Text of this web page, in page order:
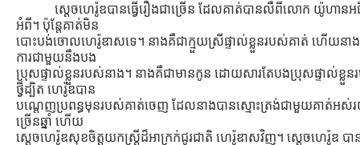
សេ្ដចហេរ៉ូឌបានធ្វើរឿងជាច្រើន ដែលគាត់បានលឺពីលោក យ៉ូហានអ
អំពី។ ប៉ុន្ដែគាត់មិន
បោះបង់ចោលហេរ៉ូឌាសទេ។ នាងគឺជាក្មួយស្រីផ្ទាល់ខ្លួនរបស់គាត់ ហើយនា
ការជាមួយនឹងបង
ប្រុសផ្ទាល់ខ្លួនរបស់នាង។ នាងគឺជាមានកូន ដោយសារតែបងប្រុសផ្ទាល់ខ្លួ
ថ្វីដ្បិត ហេរ៉ូឌបាន
បណ្ដេញប្រពន្ធមុនរបស់គាត់ចេញ ដែលនាងបានស្មោះត្រង់ជាមួយគាត់អស់
ច្រើនឆ្នាំ ហើយ
សេ្ដចហេរ៉ូឌសុខចិត្តយកស្រ្ដីដ៏អាក្រក់ជូរជាតិ ហេរ៉ូឌាសវិញ។ ស្ដេចហេរ៉ូឌ បា